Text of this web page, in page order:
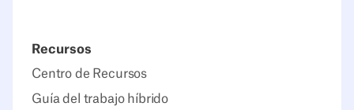
Recursos
Centro de Recursos
Guía del trabajo híbrido